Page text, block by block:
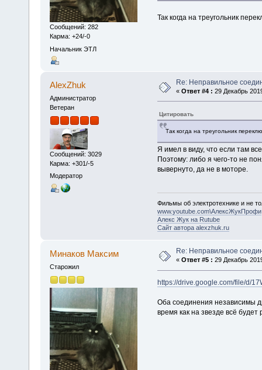
Сообщений: 282
Карма: +24/-0
Начальник ЭТЛ
Так когда на треугольник
AlexZhuk
Администратор
Ветеран
Сообщений: 3029
Карма: +301/-5
Модератор
Re: Неправильное
« Ответ #4 : 29 Декабрь
Цитировать
Так когда на треугольник
Я имел в виду, что если там
Поэтому: либо я чего-то не
вывернуто, да не в моторе.
Фильмы об электротехнике и не
www.youtube.com\АлексЖукПрофи
Алекс Жук на Rutube
Сайт автора alexzhuk.ru
Минаков Максим
Старожил
Re: Неправильное
« Ответ #5 : 29 Декабрь
https://drive.google.com/file/d/
Оба соединения независимы
время как на звезде всё будет